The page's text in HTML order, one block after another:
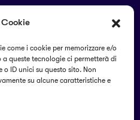
come i cookie per memorizzare e/o
queste tecnologie ci permetterà di
ID unici su questo sito. Non
su alcune caratteristiche e